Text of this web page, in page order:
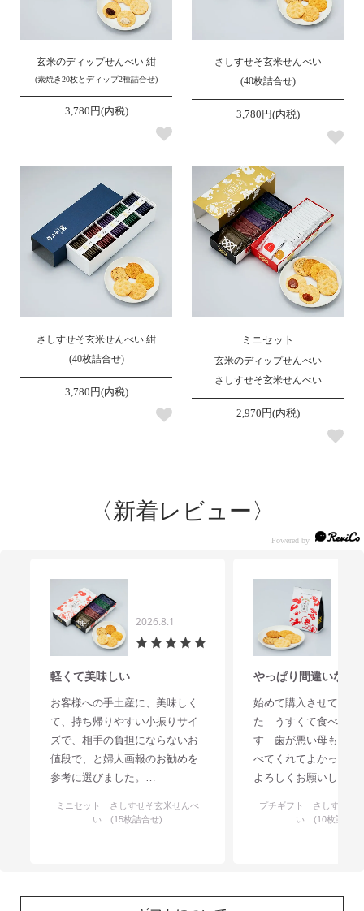
玄米のディップせんべい 紺
(素焼き20枚とディップ2種詰合せ)
3,780円(内税)
さしすせそ玄米せんべい
(40枚詰合せ)
3,780円(内税)
さしすせそ玄米せんべい 紺
(40枚詰合せ)
3,780円(内税)
ミニセット
玄米のディップせんべい
さしすせそ玄米せんべい
2,970円(内税)
〈新着レビュー〉
2026.8.1
軽くて美味しい
お客様への手土産に、美味しく
て、持ち帰りやすい小振りサイ
ズで、相手の負担にならないお
値段で、と婦人画報のお勧めを
参考に選びました。
もあり、個別包装が適度な高級
ミニセット さしすせそ玄米せんべ
い (15枚詰合せ)
やっぱり間違いない
始めて購入させていた
た うすくて食べやす
す 歯が悪い母もおい
べてくれてよかった
よろしくお願いします
プチギフト さしすせそ
い (10枚詰合せ